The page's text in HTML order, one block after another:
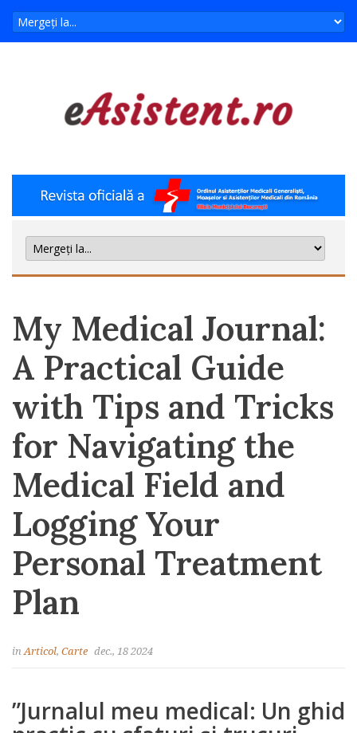
My Medical Journal:
A Practical Guide
with Tips and Tricks
for Navigating the
Medical Field and
Logging Your
Personal Treatment
Plan
inArticol, Carte dec., 18 2024
”Jurnalul meu medical: Un ghid